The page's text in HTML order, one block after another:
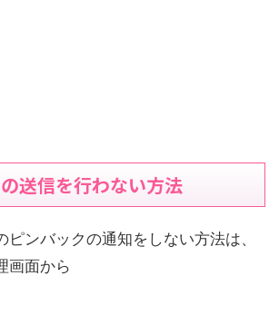
送信を行わない方法
ピンバックの通知をしない方法は、
画面から